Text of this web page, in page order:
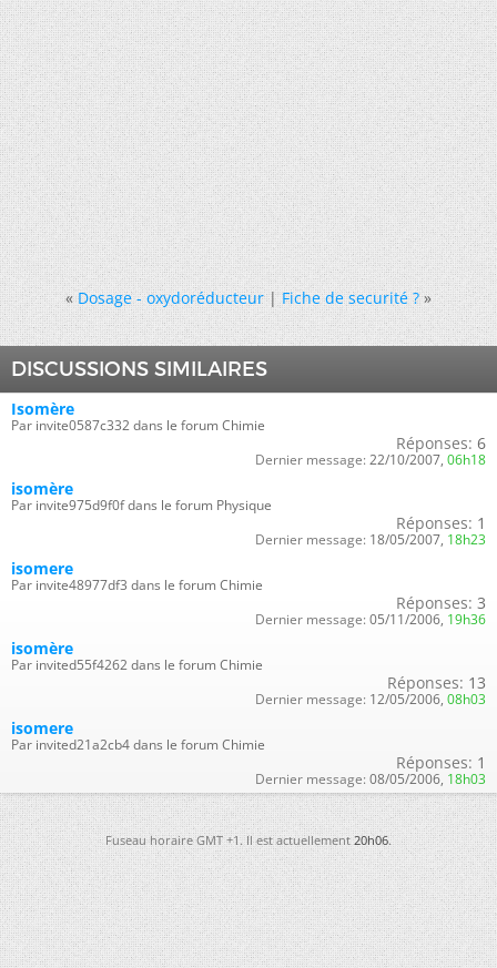
« Dosage - oxydoréducteur|Fiche de securité ? »
DISCUSSIONS SIMILAIRES
Isomère
Par invite0587c332 dans le forum Chimie
Réponses: 6
Dernier message: 22/10/2007, 06h18
isomère
Par invite975d9f0f dans le forum Physique
Réponses: 1
Dernier message: 18/05/2007, 18h23
isomere
Par invite48977df3 dans le forum Chimie
Réponses: 3
Dernier message: 05/11/2006, 19h36
isomère
Par invited55f4262 dans le forum Chimie
Réponses: 13
Dernier message: 12/05/2006, 08h03
isomere
Par invited21a2cb4 dans le forum Chimie
Réponses: 1
Dernier message: 08/05/2006, 18h03
Fuseau horaire GMT +1. Il est actuellement20h06.